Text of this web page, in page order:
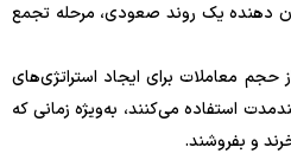
دهنده یک روند صعودی، مرحله تجمع
حجم معاملات برای ایجاد استراتژی‌های
استفاده می‌کنند، به‌ویژه زمانی که
و بفروشند.